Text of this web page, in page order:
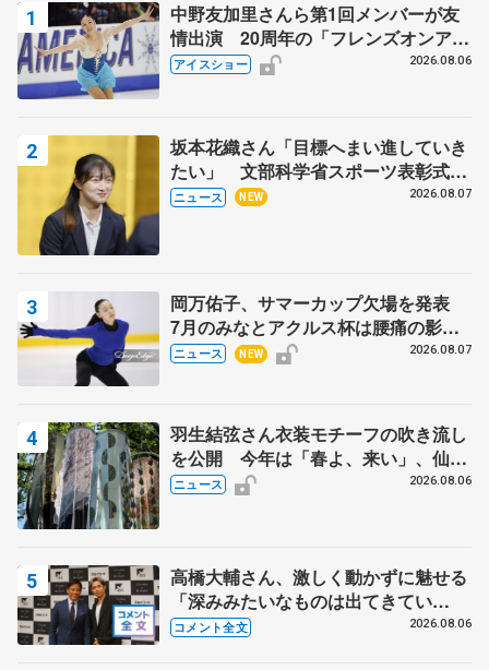
中野友加里さんら第1回メンバーが友
情出演 20周年の「フレンズオンアイ
ス」 宮本賢二さん、有川梨絵さん、
アイスショー 2026.08.06
坂本花織さん「目標へまい進していき
たい」 文部科学省スポーツ表彰式で
代表謝辞
ニュース NEW 2026.08.07
岡万佑子、サマーカップ欠場を発表
7月のみなとアクルス杯は腰痛の影響
で
ニュース NEW 2026.08.07
羽生結弦さん衣装モチーフの吹き流し
を公開 今年は「春よ、来い」、仙台
の瑞鳳殿
ニュース 2026.08.06
高橋大輔さん、激しく動かずに魅せる
「深みみたいなものは出てきてい
る？」 〝兄さん〟と慕うレジェンド
コメント全文 2026.08.06